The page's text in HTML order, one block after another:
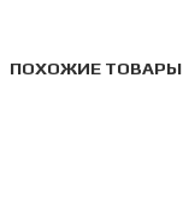
ПОХОЖИЕ ТОВАРЫ